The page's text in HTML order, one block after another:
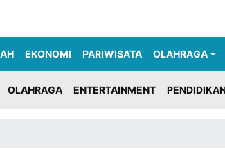
EKONOMI PARIWISATA OLAHRAGA
OLAHRAGA ENTERTAINMENT